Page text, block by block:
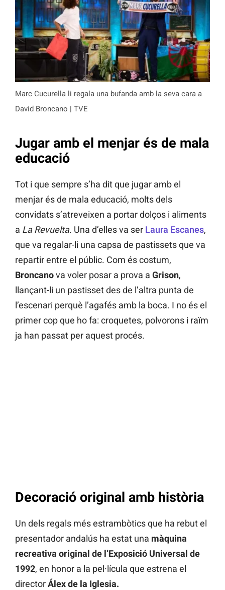
Marc Cucurella li regala una bufanda amb la seva cara a
David Broncano | TVE
Jugar amb el menjar és de mala
educació
Tot i que sempre s’ha dit que jugar amb el
menjar és de mala educació, molts dels
convidats s’atreveixen a portar dolços i aliments
a La Revuelta. Una d’elles va ser Laura Escanes,
que va regalar-li una capsa de pastissets que va
repartir entre el públic. Com és costum,
Broncanova voler posar a prova a Grison,
llançant-li un pastisset des de l’altra punta de
l’escenari perquè l’agafés amb la boca. I no és el
primer cop que ho fa: croquetes, polvorons i raïm
ja han passat per aquest procés.
Decoració original amb història
Un dels regals més estrambòtics que ha rebut el
presentador andalús ha estat una màquina
recreativa original de l’Exposició Universal de
1992, en honor a la pel·lícula que estrena el
directorÁlex de la Iglesia.